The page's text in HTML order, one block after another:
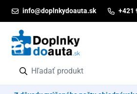
info@doplnkydoauta.sk +421